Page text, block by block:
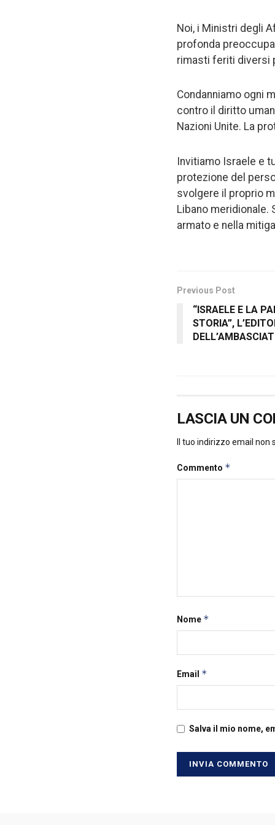
Noi, i Ministri degli
profonda
rimasti feriti diversi
Condanniamo ogni
contro il diritto
Nazioni Unite. La
Invitiamo Israele e
protezione del
svolgere il proprio
Libano meridionale.
armato e nella
Previous Post
“ISRAELE E LA
STORIA”,
LASCIA UN
Il tuo indirizzo email non
Commento *
Nome *
Email *
Salva il mio nome,